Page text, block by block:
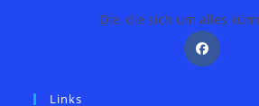
Die, die sich um alles
Links